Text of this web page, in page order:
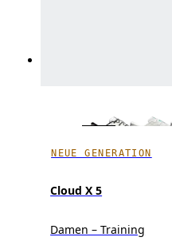
NEUE GENERATION
Cloud X 5
Damen – Training